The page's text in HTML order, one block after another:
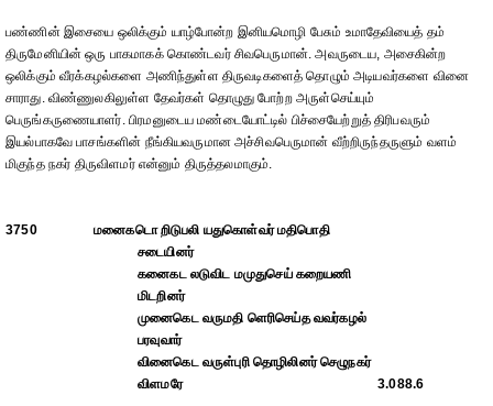
பண்ணின் இசையை ஒலிக்கும் யாழ்போன்ற இனியமொழி பேசும் உமாதேவியைத் தம்
திருமேனியின் ஒரு பாகமாகக் கொண்டவர் சிவபெருமான். அவருடைய, அசைகின்ற
ஒலிக்கும் வீரக்கழல்களை அணிந்துள்ள திருவடிகளைத் தொழும் அடியவர்களை வினை
சாராது. விண்ணுலகிலுள்ள தேவர்கள் தொழுது போற்ற அருள்செய்யும்
பெருங்கருணையாளர். பிரமனுடைய மண்டையோட்டில் பிச்சையேற்றுத் திரிபவரும்
இயல்பாகவே பாசங்களின் நீங்கியவருமான அச்சிவபெருமான் வீற்றிருந்தருளும் வளம்
மிகுந்த நகர் திருவிளமர் என்னும் திருத்தலமாகும்.
3750
மனைகடொ றிடுபலி யதுகொள்வர் மதிபொதி
சடையினர்
கனைகட லடுவிட மமுதுசெய் கறையணி
மிடறினர்
முனைகெட வருமதி ளெரிசெய்த வவர்கழல்
பரவுவார்
வினைகெட வருள்புரி தொழிலினர் செழுநகர்
விளமரே
3.088.6